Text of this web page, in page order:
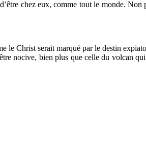
chez eux, comme tout le monde.
Christ serait marqué par le destin
nocive, bien plus que celle du volcan